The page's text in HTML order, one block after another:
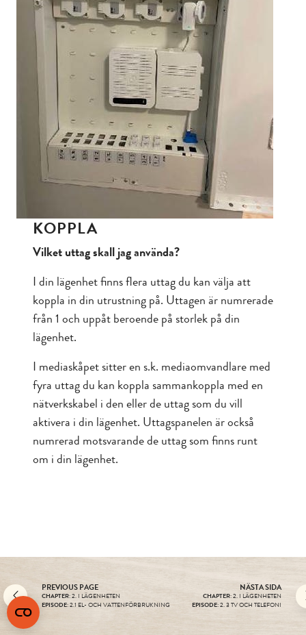
KOPPLA
Vilket uttag skall jag använda?
I din lägenhet finns flera uttag du kan välja att
koppla in din utrustning på. Uttagen är numrerade
från 1 och uppåt beroende på storlek på din
lägenhet.
I mediaskåpet sitter en s.k. mediaomvandlare med
fyra uttag du kan koppla sammankoppla med en
nätverkskabel i den eller de uttag som du vill
aktivera i din lägenhet. Uttagspanelen är också
numrerad motsvarande de uttag som finns runt
om i din lägenhet.
PREVIOUS PAGE
CHAPTER: 2. I LÄGENHETEN
EPISODE: 2.1 EL- OCH VATTENFÖRBRUKNING
NÄSTA SIDA
CHAPTER: 2. I LÄGENHETEN
EPISODE: 2. 3 TV OCH TELEFONI